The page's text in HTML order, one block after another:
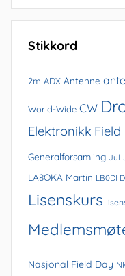
arkivet
Stikkord
2m ADX Antenne
World-Wide CW
Elektronikk Field
Generalforsamling Jul
LA8OKA Martin LB0DI
Lisenskurs
Nasjonal Field Day